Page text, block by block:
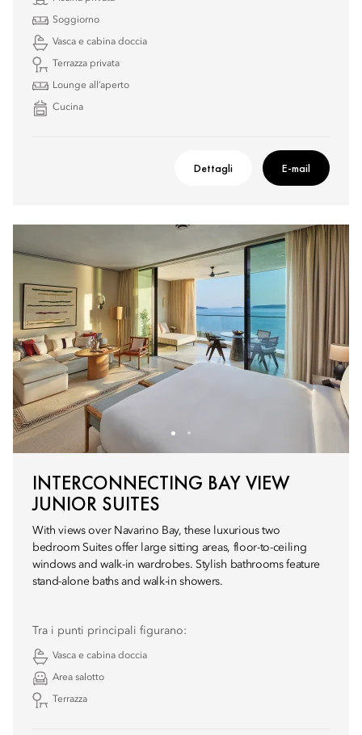
Soggiorno
Vasca e cabina doccia
Terrazza privata
Lounge all’aperto
Cucina
Dettagli E-mail
INTERCONNECTING BAY VIEW
JUNIOR SUITES
With views over Navarino Bay, these luxurious two
bedroom Suites offer large sitting areas, floor-to-ceiling
windows and walk-in wardrobes. Stylish bathrooms feature
stand-alone baths and walk-in showers.
Tra i punti principali figurano:
Vasca e cabina doccia
Area salotto
Terrazza